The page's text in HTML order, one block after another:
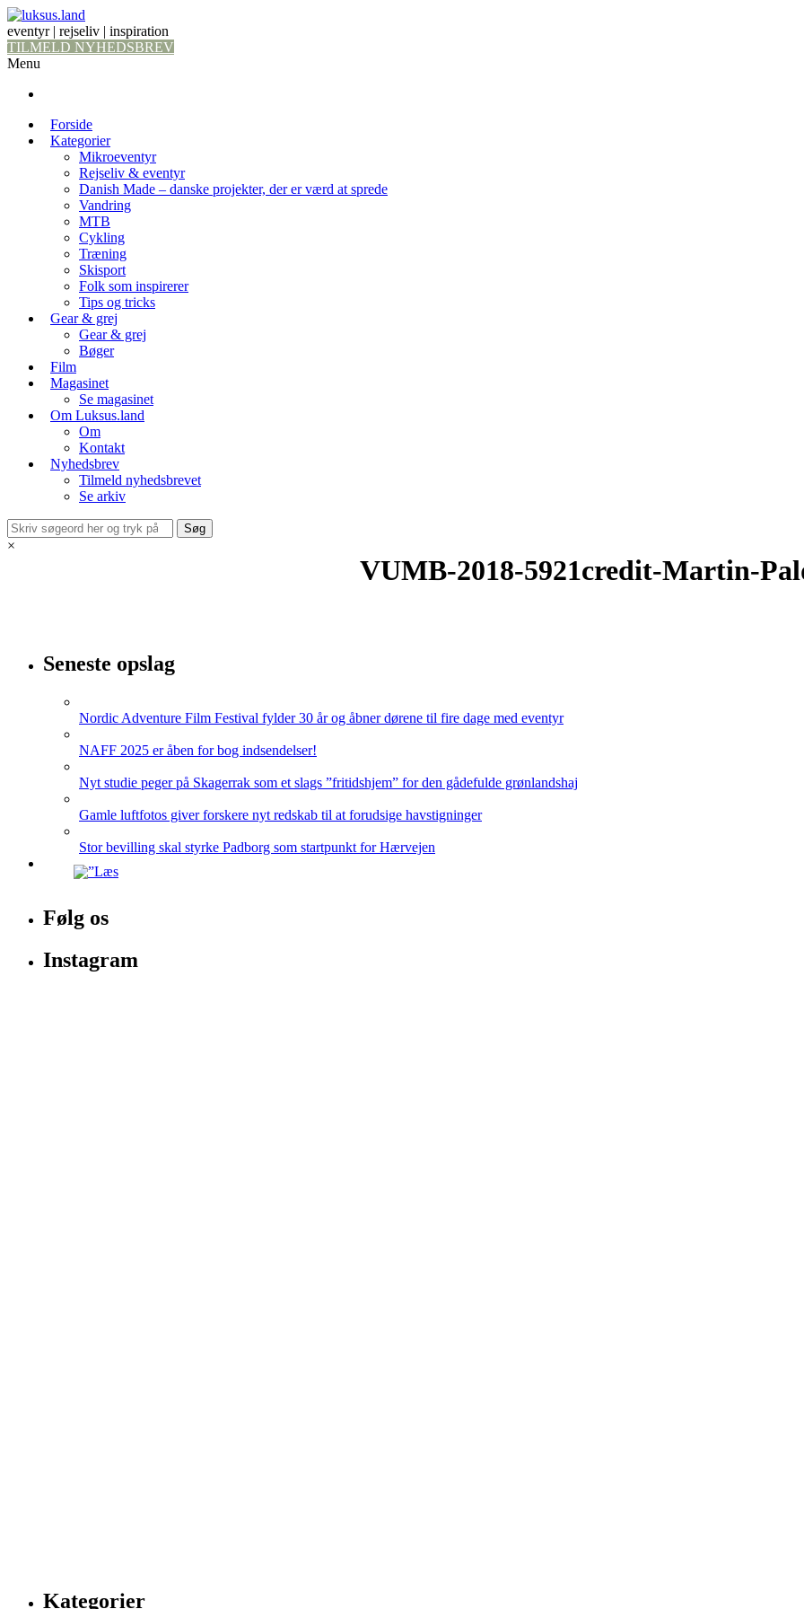
eventyr | rejseliv | inspiration
TILMELD NYHEDSBREV
Menu
Forside
Kategorier
Mikroeventyr
Rejseliv & eventyr
Danish Made – danske projekter, der er værd at sprede
Vandring
MTB
Cykling
Træning
Skisport
Folk som inspirerer
Tips og tricks
Gear & grej
Gear & grej
Bøger
Film
Magasinet
Se magasinet
Om Luksus.land
Om
Kontakt
Nyhedsbrev
Tilmeld nyhedsbrevet
Se arkiv
×
VUMB-2018-5921credit-Martin-
Seneste opslag
Nordic Adventure Film Festival fylder 30 år og åbner dørene til fire dage med eventyr
NAFF 2025 er åben for bog indsendelser!
Nyt studie peger på Skagerrak som et slags ”fritidshjem” for den gådefulde grønlandshaj
Gamle luftfotos giver forskere nyt redskab til at forudsige havstigninger
Stor bevilling skal styrke Padborg som startpunkt for Hærvejen
Følg os
Instagram
Kategorier